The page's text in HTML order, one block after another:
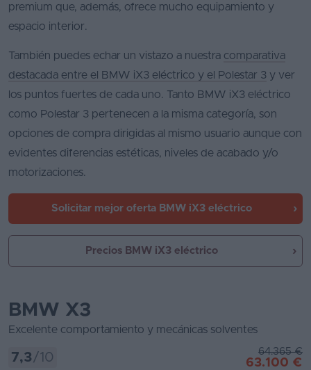
premium que, además, ofrece mucho equipamiento y
espacio interior.
También puedes echar un vistazo a nuestra comparativa
destacada entre el BMW iX3 eléctrico y el Polestar 3 y ver
los puntos fuertes de cada uno. Tanto BMW iX3 eléctrico
como Polestar 3 pertenecen a la misma categoría, son
opciones de compra dirigidas al mismo usuario aunque con
evidentes diferencias estéticas, niveles de acabado y/o
motorizaciones.
Solicitar mejor oferta BMW iX3 eléctrico
Precios BMW iX3 eléctrico
BMW X3
Excelente comportamiento y mecánicas solventes
7,3 /10 64.365 €
63.100 €